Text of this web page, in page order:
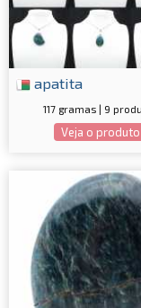
apatita
117 gramas | 9
Veja o produto